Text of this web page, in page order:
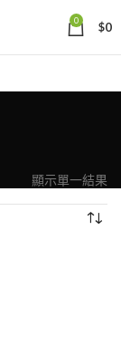
0 $0
顯示單一結果